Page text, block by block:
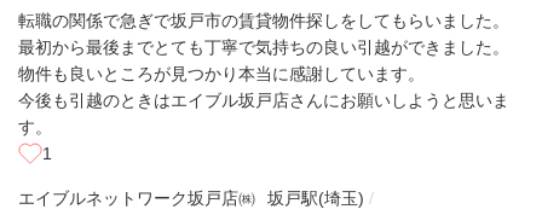
転職の関係で急ぎで坂戸市の賃貸物件探しをしてもらいました。
最初から最後までとても丁寧で気持ちの良い引越ができました。
物件も良いところが見つかり本当に感謝しています。
今後も引越のときはエイブル坂戸店さんにお願いしようと思いま
す。
1
エイブルネットワーク坂戸店㈱
坂戸駅(埼玉)